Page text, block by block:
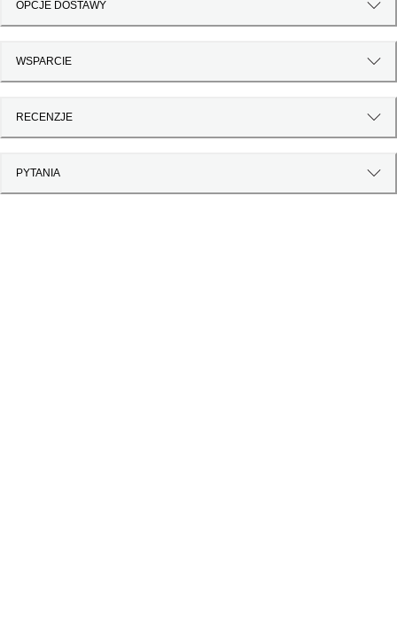
OPCJE DOSTAWY
WSPARCIE
RECENZJE
PYTANIA